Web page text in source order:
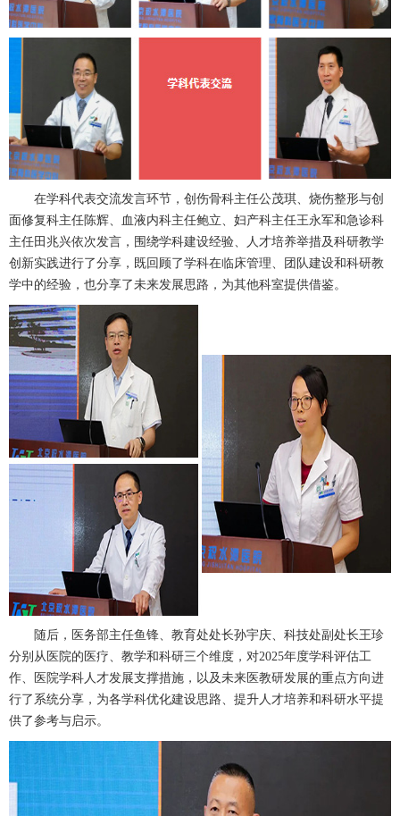
在学科代表交流发言环节， 创伤骨科主任公茂琪、 烧伤整形与创
面修复科主任陈辉、 血液内科主任鲍立、 妇产科主任王永军和急诊科
主任田兆兴依次发言，围绕学科建设经验、人才培养举措及科研教学
创新实践进行了分享，既回顾了学科在临床管理、团队建设和科研教
学中的经验，也分享了未来发展思路，为其他科室提供借鉴。
随后， 医务部主任鱼锋、 教育处处长孙宇庆、 科技处副处长王珍
分别从医院的医疗、教学和科研三个维度，对2025年度学科评估工
作、医院学科人才发展支撑措施，以及未来医教研发展的重点方向进
行了系统分享，为各学科优化建设思路、提升人才培养和科研水平提
供了参考与启示。